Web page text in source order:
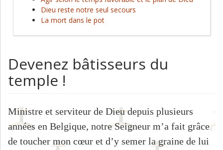
Dieu reste notre seul secours
La mort dans le pot
Devenez bâtisseurs du
temple !
Ministre et serviteur de Dieu depuis plusieurs
années en Belgique, notre Seigneur m’a fait grâce
de toucher mon cœur et d’y semer la graine de lui